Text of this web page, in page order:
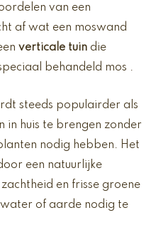
van een
af wat een moswand
verticale tuin die
behandeld mos .
steeds populairder als
in huis te brengen zonder
nodig hebben. Het
een natuurlijke
en frisse groene
of aarde nodig te